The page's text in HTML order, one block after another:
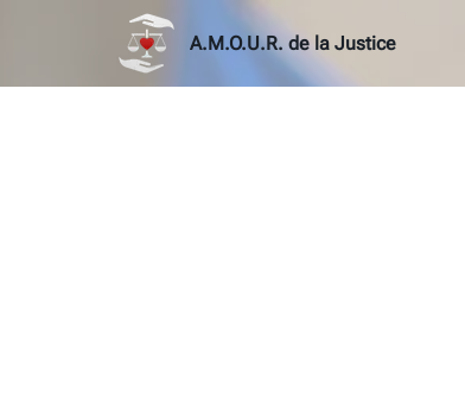
A.M.O.U.R. de la Justice